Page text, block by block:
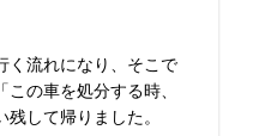
く流れになり、そこで
の車を処分する時、
して帰りました。